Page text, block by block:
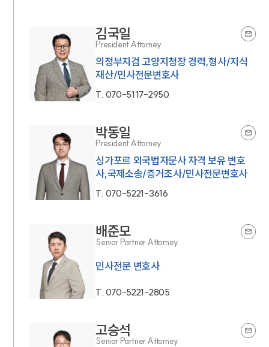
업무분야
민사그룹 업무
전체
손해배상 · 민사전문변호사
소식/자료
언론보도
법률 블로그
법률서식
뉴스레터/브로슈어
세미나
대륜법률상담예약
대륜법률상담예약
김국일
President Attorney
의정부지검 고양지청장 경력,형사/지식
재산/민사전문변호사
T. 070-5117-2950
박동일
President Attorney
싱가포르 외국법자문사 자격 보유 변호
사,국제소송/증거조사/민사전문변호사
T. 070-5221-3616
배준모
Senior Partner Attorney
민사전문 변호사
T. 070-5221-2805
고승석
Senior Partner Attorney